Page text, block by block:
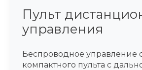
Пульт
управления
Беспроводное управление
компактного пульта с